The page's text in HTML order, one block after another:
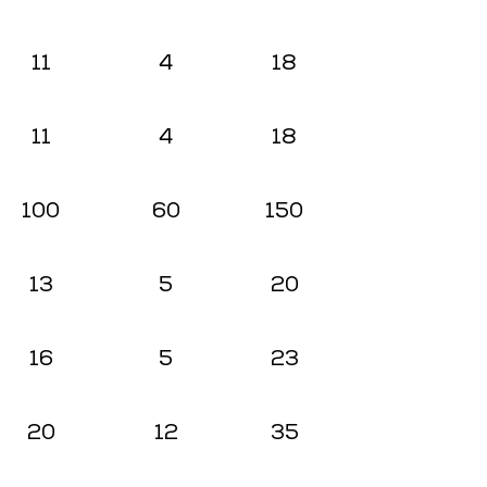
11 4 18
11 4 18
100 60 150
13 5 20
16 5 23
20 12 35